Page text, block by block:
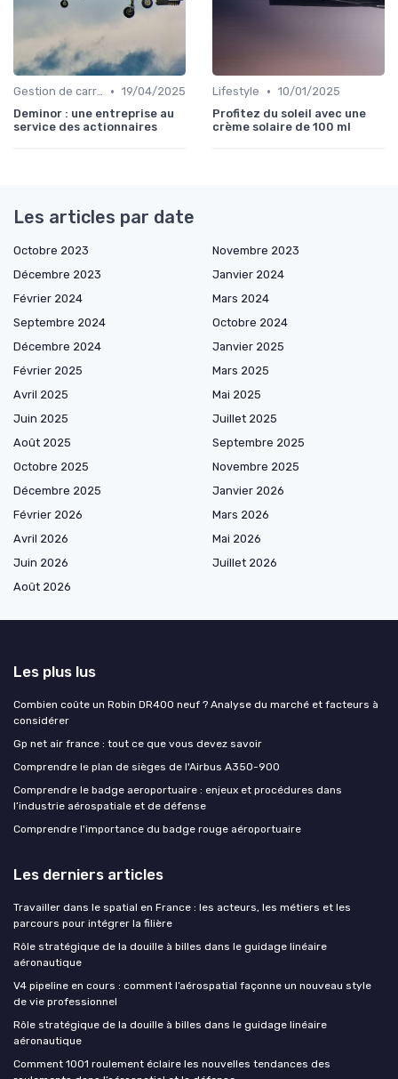
Gestion de carrière • 19/04/2025
Deminor : une entreprise au
service des actionnaires
Lifestyle • 10/01/2025
Profitez du soleil avec une
crème solaire de 100 ml
Les articles par date
Octobre 2023
Novembre 2023
Décembre 2023
Janvier 2024
Février 2024
Mars 2024
Septembre 2024
Octobre 2024
Décembre 2024
Janvier 2025
Février 2025
Mars 2025
Avril 2025
Mai 2025
Juin 2025
Juillet 2025
Août 2025
Septembre 2025
Octobre 2025
Novembre 2025
Décembre 2025
Janvier 2026
Février 2026
Mars 2026
Avril 2026
Mai 2026
Juin 2026
Juillet 2026
Août 2026
Les plus lus
Combien coûte un Robin DR400 neuf ? Analyse du marché et facteurs à
considérer
Gp net air france : tout ce que vous devez savoir
Comprendre le plan de sièges de l'Airbus A350-900
Comprendre le badge aeroportuaire : enjeux et procédures dans
l’industrie aérospatiale et de défense
Comprendre l'importance du badge rouge aéroportuaire
Les derniers articles
Travailler dans le spatial en France : les acteurs, les métiers et les
parcours pour intégrer la filière
Rôle stratégique de la douille à billes dans le guidage linéaire
aéronautique
V4 pipeline en cours : comment l’aérospatial façonne un nouveau style
de vie professionnel
Rôle stratégique de la douille à billes dans le guidage linéaire
aéronautique
Comment 1001 roulement éclaire les nouvelles tendances des